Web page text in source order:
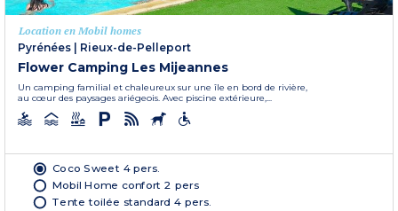
Location en Mobil homes
Pyrénées
Rieux-de-Pelleport
Flower Camping Les Mijeannes
Un camping familial et chaleureux sur une île en bord de rivière,
au cœur des paysages ariégeois. Avec piscine extérieure,...
Coco Sweet 4 pers.
Mobil Home confort 2 pers
Tente toilée standard 4 pers.